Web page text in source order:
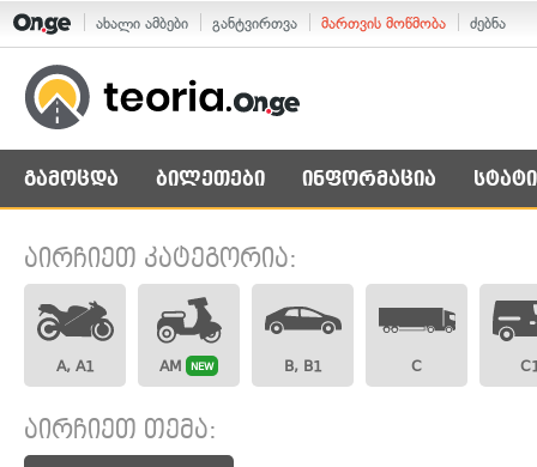
ახალი ამბები განტვირთვა მართვის მოწმობა ძებნა
გამოცდა ბილეთები ინფორმაცია
აირჩიეთ კატეგორია:
A, A1 AM NEW B, B1 C
აირჩიეთ თემა: